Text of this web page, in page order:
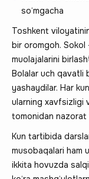
so‘mgacha
Toshkent
bir oromgoh. Sokol
muolajalarini
Bolalar uch qavatli
yashaydilar. Har
ularning xavfsizligi
tomonidan nazorat
Kun tartibida
musobaqalari ham
ikkita hovuzda